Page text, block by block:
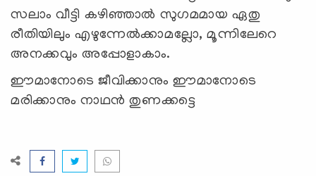
സലാം വീട്ടി കഴിഞ്ഞാൽ സുഗമമായ ഏതു
രീതിയിലും എഴുന്നേൽക്കാമല്ലോ, മൂന്നിലേറെ
അനക്കവും അപ്പോളാകാം.
ഈമാനോടെ ജീവിക്കാനും ഈമാനോടെ
മരിക്കാനും നാഥന്‍ തുണക്കട്ടെ